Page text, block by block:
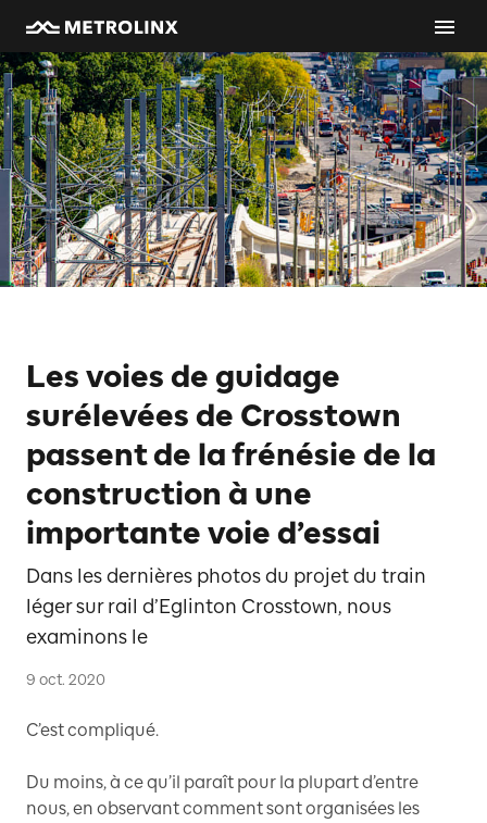
Les voies de guidage
surélevées de Crosstown
passent de la frénésie de la
construction à une
importante voie d’essai
Dans les dernières photos du projet du train
léger sur rail d’Eglinton Crosstown, nous
examinons le
9 oct. 2020
C’est compliqué.
Du moins, à ce qu’il paraît pour la plupart d’entre
nous, en observant comment sont organisées les